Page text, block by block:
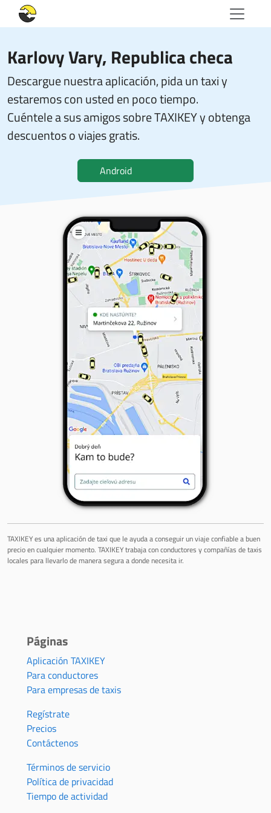
Karlovy Vary, Republica checa
Descargue nuestra aplicación, pida un taxi y
estaremos con usted en poco tiempo.
Cuéntele a sus amigos sobre TAXIKEY y obtenga
descuentos o viajes gratis.
Android
TAXIKEY es una aplicación de taxi que le ayuda a conseguir un viaje confiable a buen
precio en cualquier momento. TAXIKEY trabaja con conductores y compañías de taxis
locales para llevarlo de manera segura a donde necesita ir.
Páginas
Aplicación TAXIKEY
Para conductores
Para empresas de taxis
Regístrate
Precios
Contáctenos
Términos de servicio
Política de privacidad
Tiempo de actividad